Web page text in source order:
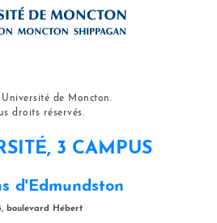
de Moncton.
droits réservés.
3 CAMPUS
d'Edmundston
boulevard Hébert